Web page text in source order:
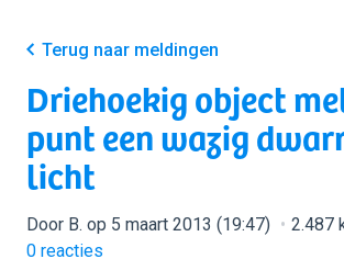
Terug naar meldingen
Driehoekig object
punt een wazig
licht
Door B. op 5 maart 2013 (19:47)
2.487
0 reacties